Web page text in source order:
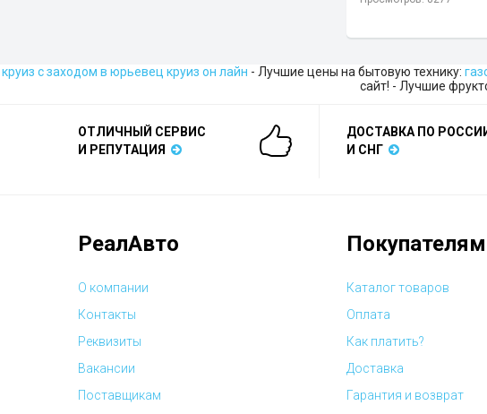
круиз с заходом в юрьевец круиз он лайн - Лучшие цены на бытовую технику:
сайт! - Лучшие
ОТЛИЧНЫЙ СЕРВИС
И РЕПУТАЦИЯ
ДОСТАВКА ПО
И СНГ
РеалАвто
О компании
Контакты
Реквизиты
Вакансии
Поставщикам
Покупателям
Каталог товаров
Оплата
Как платить?
Доставка
Гарантия и возврат